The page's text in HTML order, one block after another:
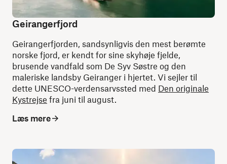
Geirangerfjord
Geirangerfjorden, sandsynligvis den mest berømte
norske fjord, er kendt for sine skyhøje fjelde,
brusende vandfald som De Syv Søstre og den
maleriske landsby Geiranger i hjertet. Vi sejler til
dette UNESCO-verdensarvssted med Den originale
Kystrejse fra juni til august.
Læs mere